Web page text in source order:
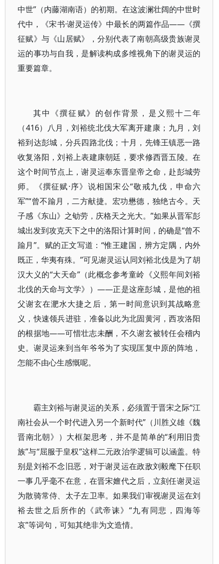
中世”（内藤湖南语）的初期。在这波澜壮阔的中世时
代中，《宋书·谢灵运传》中最长的两篇作品——《撰
征赋》与《山居赋》，分别代表了南朝高级贵族谢灵
运的事功与自我，是解读构成多维视角下的谢灵运的
重要篇章。
其中《撰征赋》的创作背景，是义熙十二年
（416）八月，刘裕统北伐大军离开建康；九月，刘
裕到达彭城，分兵四路北伐；十月，先锋王镇恶一路
收复洛阳，刘裕上表建康朝廷，要求修西晋五陵。在
这个时间节点上，谢灵运奉东晋皇帝之命，赴彭城劳
师。《撰征赋·序》说相国宋公“敬戒九伐，申命六
军”“曾不踰月，二方献捷。宏功懋德，独绝古今。天
子感《东山》之劬劳，庆格天之光大。”如果从晋军彭
城出发到攻克天下之中的洛阳计算时间，的确是“曾不
踰月”。赋的正文写道：“惟王建国，辨方定隅，内外
既正，华夷有殊。”可见谢灵运认同刘裕北伐是为了胡
汉大义的“大天命”（此概念参考童岭《义熙年间刘裕
北伐的天命与文学》）——正是这座彭城，是他的祖
父谢玄在淝水大捷之后，第一时间意识到其战略意
义，快速领兵进驻，准备以此为北固黄河，西攻洛阳
的根据地——可惜壮志未酬，不久谢玄被转任会稽内
史。谢灵运来到当年爷爷为了实现匡复中原的阵地，
怎能不由心生感慨呢。
霸主刘裕与谢灵运的关系，必须置于晋宋之际“江
南社会从一个时代进入另一个新时代”（川胜义雄《魏
晋南北朝》）大框架思考，并不是简单的“利用旧贵
族”与“屈服于皇权”这样二元政治学逻辑可以涵盖。特
别是刘裕不念旧恶，对于谢灵运在政敌刘毅麾下任职
一事几乎毫不在意，在晋宋嬗代之后，立刻任谢灵运
为散骑常侍、太子左卫率。如果我们审视谢灵运在刘
裕去世之后所作的《武帝诔》“九有同悲，四海等
哀”等词句，可知其绝非为文造情。